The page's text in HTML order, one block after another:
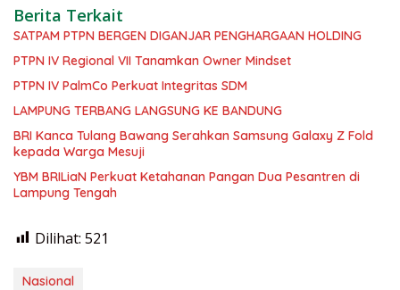
Berita Terkait
SATPAM PTPN BERGEN DIGANJAR PENGHARGAAN HOLDING
PTPN IV Regional VII Tanamkan Owner Mindset
PTPN IV PalmCo Perkuat Integritas SDM
LAMPUNG TERBANG LANGSUNG KE BANDUNG
BRI Kanca Tulang Bawang Serahkan Samsung Galaxy Z Fold
kepada Warga Mesuji
YBM BRILiaN Perkuat Ketahanan Pangan Dua Pesantren di
Lampung Tengah
Dilihat: 521
Nasional